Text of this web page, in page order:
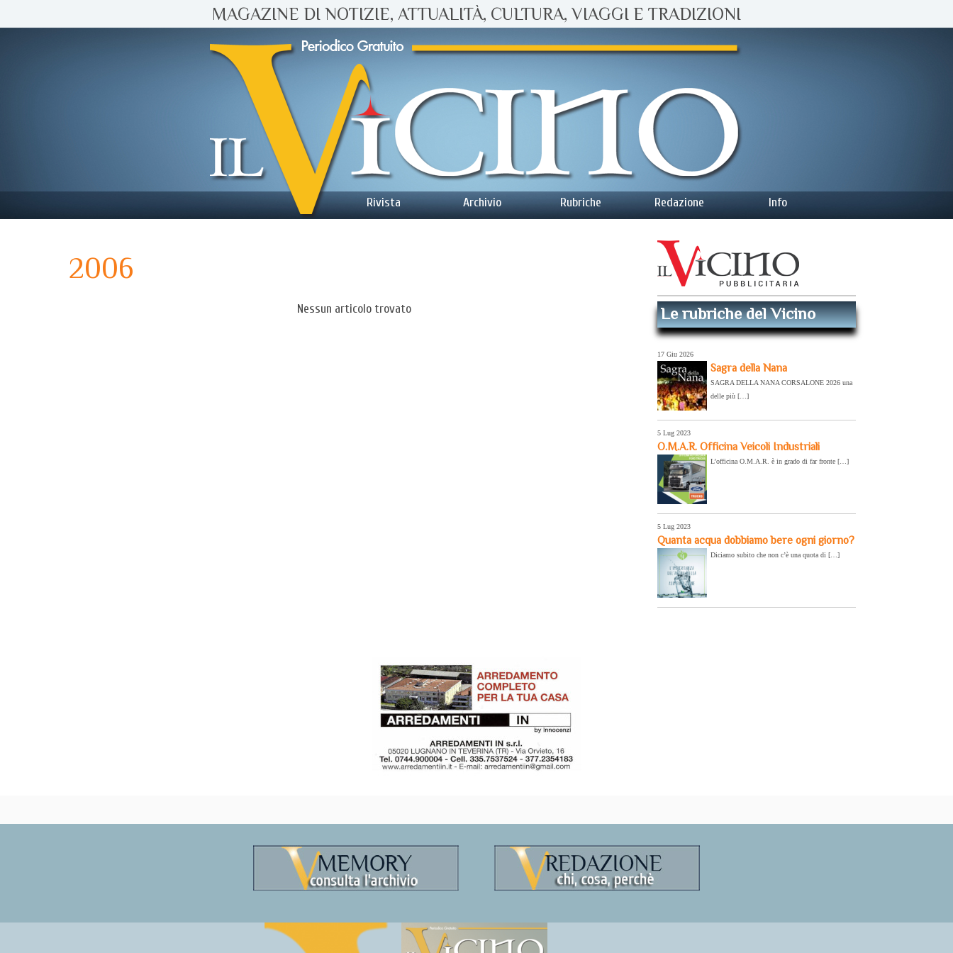
MAGAZINE DI NOTIZIE, ATTUALITÀ, CULTURA, VIAGGI E TRADIZIONI
Rivista Archivio Rubriche Redazione Info
2006
Nessun articolo trovato Le rubriche del Vicino
17 Giu 2026
Sagra della Nana
SAGRA DELLA NANA CORSALONE 2026 una
delle più […]
5 Lug 2023
O.M.A.R. Officina Veicoli Industriali
L’officina O.M.A.R. è in grado di far fronte […]
5 Lug 2023
Quanta acqua dobbiamo bere ogni giorno?
Diciamo subito che non c’è una quota di […]